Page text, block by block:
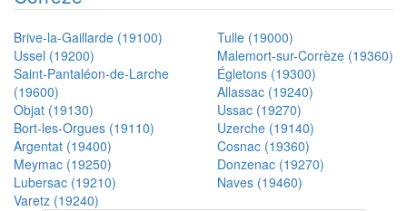
Brive-la-Gaillarde (19100)
Tulle (19000)
Ussel (19200)
Malemort-sur-Corrèze (19360)
Saint-Pantaléon-de-Larche
(19600)
Égletons (19300)
Allassac (19240)
Objat (19130)
Ussac (19270)
Bort-les-Orgues (19110)
Uzerche (19140)
Argentat (19400)
Cosnac (19360)
Meymac (19250)
Donzenac (19270)
Lubersac (19210)
Naves (19460)
Varetz (19240)